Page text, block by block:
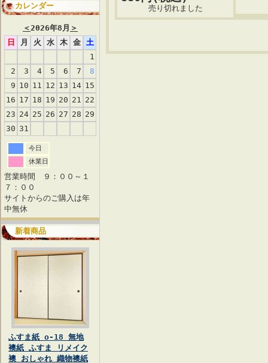
カレンダー
＜2026年8月 ＞
日
月 火 水 木 金
土
1
2
3 4 5 6 7
8
9 10 11 12 13 14 15
16 17 18 19 20 21 22
23 24 25 26 27 28 29
30 31
今日
休業日
営業時間 ９：００～１
７：００
サイトからのご購入は年
中無休
新着商品
ふすま紙 o-18 無地
襖紙 ふすま リメイク
襖 おしゃれ 織物襖紙
売り切れました